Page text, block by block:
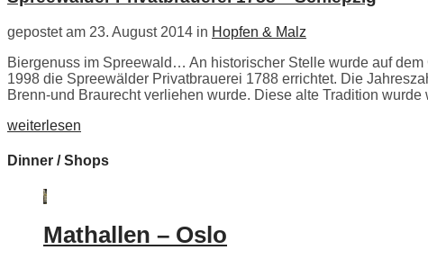
gepostet am 23. August 2014 in Hopfen & Malz
Biergenuss im Spreewald… An historischer Stelle wurde auf
1998 die Spreewälder Privatbrauerei 1788 errichtet. Die
Brenn-und Braurecht verliehen wurde. Diese alte Tradition
weiterlesen
Dinner / Shops
Mathallen – Oslo